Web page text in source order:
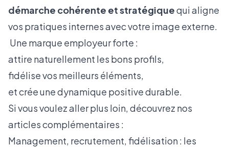
démarche cohérente et stratégiquequi aligne
vos pratiques internes avec votre image externe.
Une marque employeur forte :
attire naturellement les bons profils,
fidélise vos meilleurs éléments,
et crée une dynamique positive durable.
Si vous voulez aller plus loin, découvrez nos
articles complémentaires :
Management, recrutement, fidélisation : les